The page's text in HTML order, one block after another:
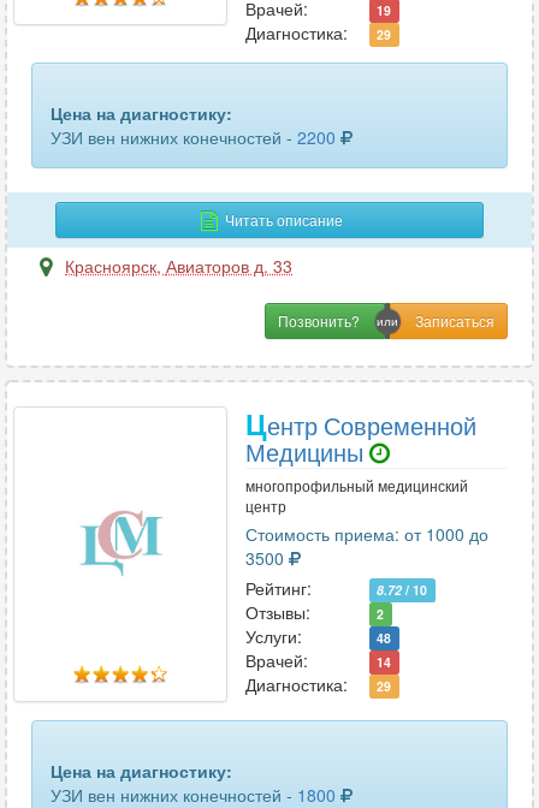
Врачей: 19
Диагностика: 29
Цена на диагностику:
УЗИ вен нижних конечностей - 2200
Читать описание
Красноярск, Авиаторов д. 33
Позвонить?
Центр Современной
Медицины
многопрофильный медицинский
центр
Стоимость приема: от 1000 до
3500
Рейтинг:
8.72 / 10
Отзывы: 2
Услуги: 48
Врачей: 14
Диагностика: 29
Цена на диагностику:
УЗИ вен нижних конечностей - 1800